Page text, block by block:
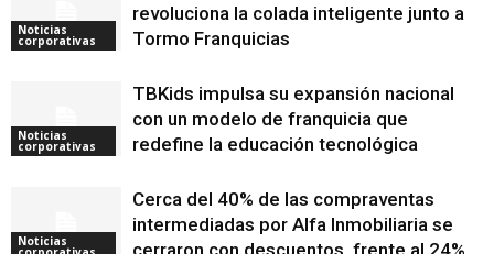
Noticias
corporativas
revoluciona la colada inteligente junto a
Tormo Franquicias
Noticias
corporativas
TBKids impulsa su expansión nacional
con un modelo de franquicia que
redefine la educación tecnológica
Noticias
Cerca del 40% de las compraventas
intermediadas por Alfa Inmobiliaria se
cerraron con descuentos, frente al 24%